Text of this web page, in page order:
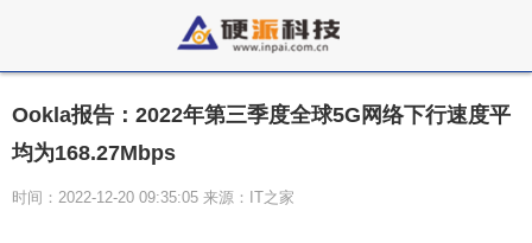
Ookla报告：2022年第三季度全球5G网络下行速度平
均为168.27Mbps
时间：2022-12-20 09:35:05 来源：IT之家